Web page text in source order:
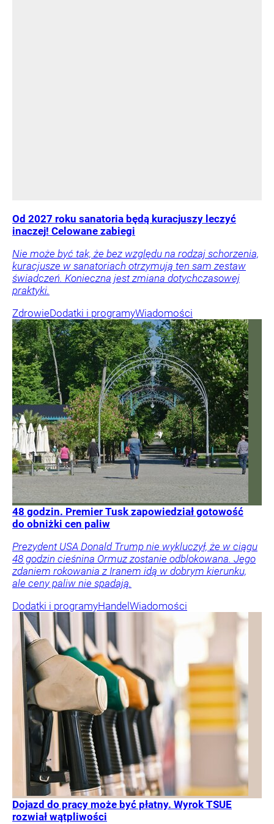
Od 2027 roku sanatoria będą kuracjuszy leczyć
inaczej! Celowane zabiegi
Nie może być tak, że bez względu na rodzaj schorzenia,
kuracjusze w sanatoriach otrzymują ten sam zestaw
świadczeń. Konieczna jest zmiana dotychczasowej
praktyki.
ZdrowieDodatki i programyWiadomości
48 godzin. Premier Tusk zapowiedział gotowość
do obniżki cen paliw
Prezydent USA Donald Trump nie wykluczył, że w ciągu
48 godzin cieśnina Ormuz zostanie odblokowana. Jego
zdaniem rokowania z Iranem idą w dobrym kierunku,
ale ceny paliw nie spadają.
Dodatki i programyHandel Wiadomości
Dojazd do pracy może być płatny. Wyrok TSUE
rozwiał wątpliwości